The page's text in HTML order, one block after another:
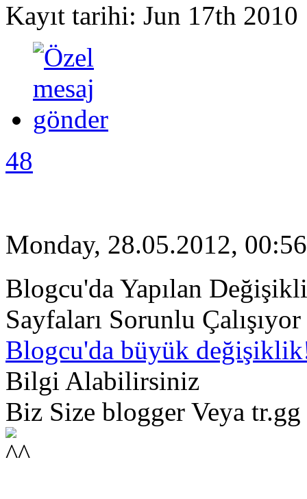
Kayıt tarihi: Jun 17th 2010
48
Monday, 28.05.2012, 00:56
Blogcu'da Yapılan
Sayfaları Sorunlu
Blogcu'da büyük
Bilgi Alabilirsiniz
Biz Size blogger Veya